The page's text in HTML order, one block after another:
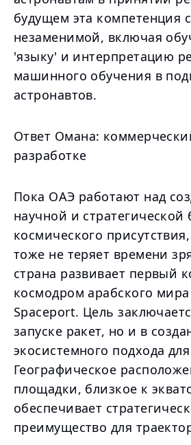
будущем эта компетенция
незаменимой, включая
'языку' и интерпретацию
машинного обучения в
астронавтов.
Ответ Омана:
разработке
Пока ОАЭ работают над
научной и стратегической
космического
тоже не теряет времени
страна развивает первый
космодром арабского
Spaceport. Цель
запуске ракет, но и в
экосистемного подхода
Географическое
площадки, близкое к
обеспечивает
преимущество для